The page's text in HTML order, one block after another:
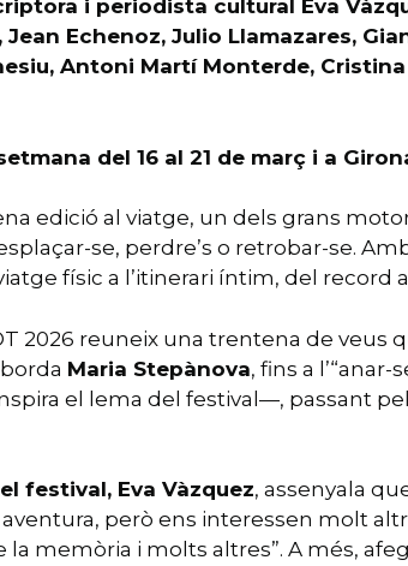
i periodista cultural Eva
Echenoz, Julio Llamazares,
Antoni Martí Monterde,
del 16 al 21 de març i a
edició al viatge, un dels grans
se, perdre’s o retrobar-se.
físic a l’itinerari íntim, del record
2026 reuneix una trentena de
Maria Stepànova, fins a
el lema del festival—, passant
festival, Eva Vàzquez, assenyala
però ens interessen molt
la memòria i molts altres”. A més,